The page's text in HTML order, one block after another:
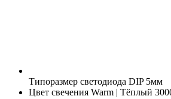
Типоразмер светодиода DIP 5мм
Цвет свечения Warm | Тёплый